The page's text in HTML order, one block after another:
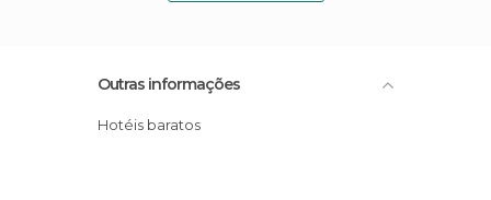
Outras informações
Hotéis baratos